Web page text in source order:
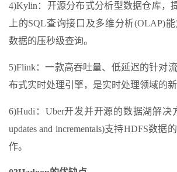
4)Kylin：开源分布式分析型数据仓库，
上的SQL查询接口及多维分析(OLAP)
数据的压秒级查询。
5)Flink：一款高吞吐量、低延迟的针对
布式实时处理引擎，是实时处理领域的新
6)Hudi：Uber开发并开源的数据湖解决
updates and incrementals)支持HDFS数据
作。